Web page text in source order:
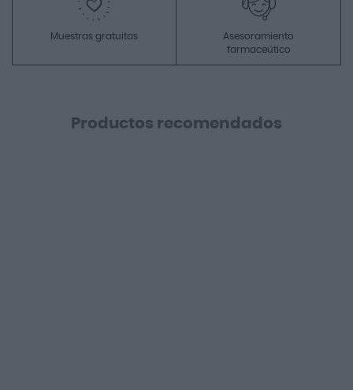
Muestras gratuitas
Asesoramiento
farmaceútico
Productos recomendados